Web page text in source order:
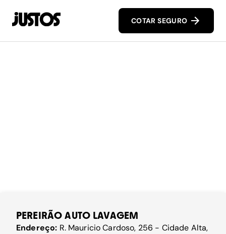
COTAR SEGURO
PEREIRÃO AUTO LAVAGEM
Endereço: R. Mauricio Cardoso, 256 - Cidade Alta,